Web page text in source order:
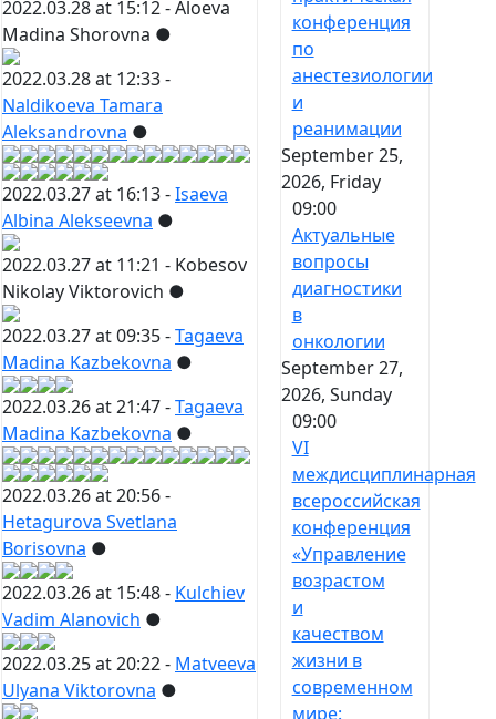
2022.03.28 at 15:12 -Aloeva
Madina Shorovna ●
2022.03.28 at 12:33 -
Naldikoeva Tamara
Aleksandrovna ●
2022.03.27 at 16:13 -Isaeva
Albina Alekseevna ●
2022.03.27 at 11:21 - Kobesov
Nikolay Viktorovich ●
2022.03.27 at 09:35 -Tagaeva
Madina Kazbekovna ●
2022.03.26 at 21:47 -Tagaeva
Madina Kazbekovna ●
2022.03.26 at 20:56 -
Hetagurova Svetlana
Borisovna ●
2022.03.26 at 15:48 - Kulchiev
Vadim Alanovich ●
2022.03.25 at 20:22 - Matveeva
Ulyana Viktorovna ●
конференция
по
анестезиологии
и
реанимации
September 25,
2026, Friday
09:00
Актуальные
вопросы
диагностики
в
онкологии
September 27,
2026, Sunday
09:00
VI
междисциплинарная
всероссийская
конференция
«Управление
возрастом
и
качеством
жизни в
современном
мире: